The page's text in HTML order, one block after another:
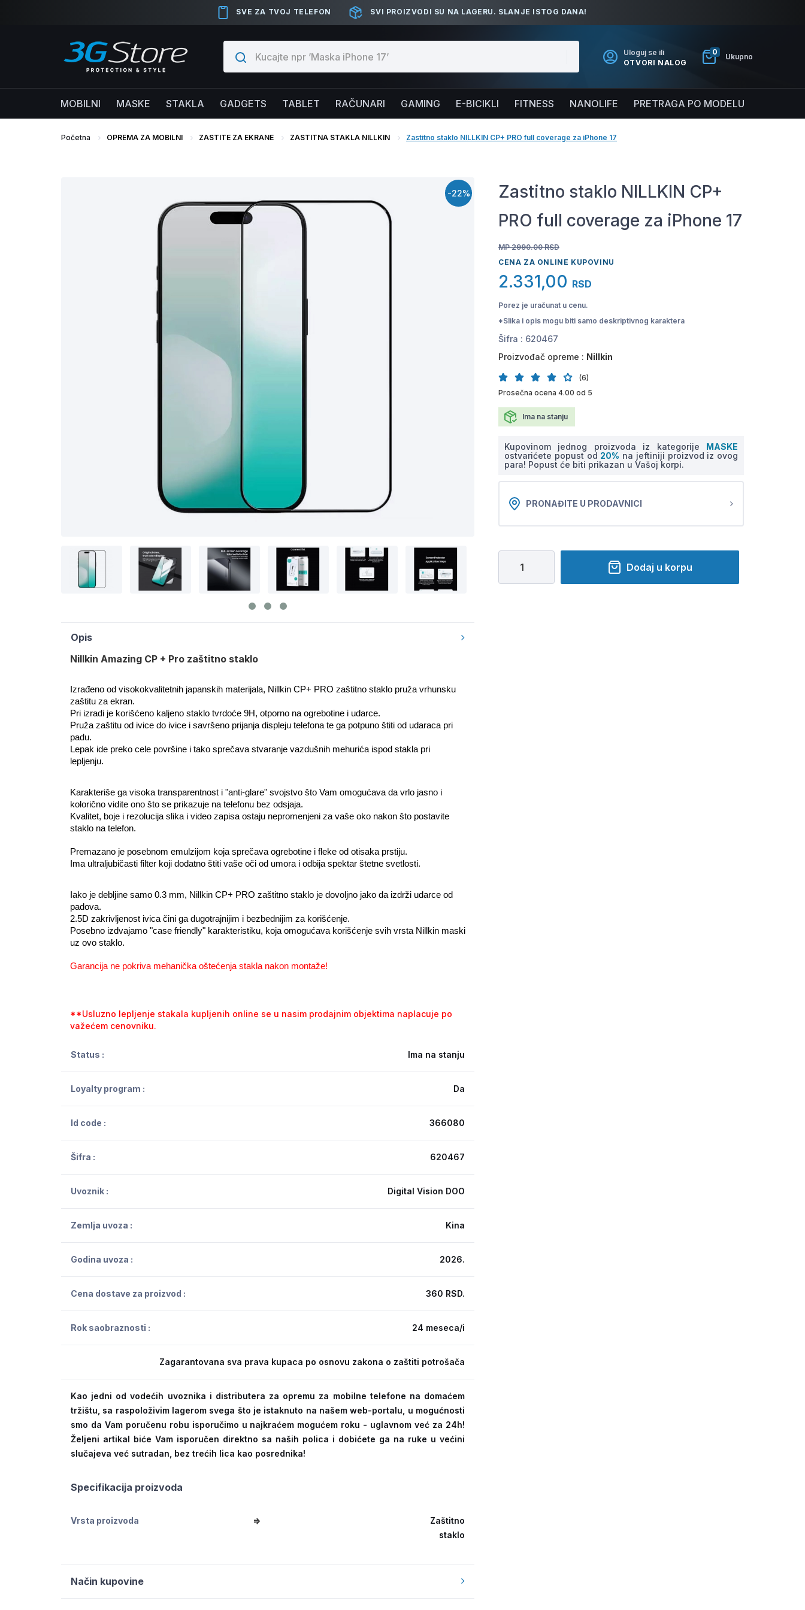
SVE ZA TVOJ TELEFON SVI PROIZVODI SU NA LAGERU. SLANJE ISTOG DANA!
Uloguj se ili
OTVORI NALOG
0
Ukupno
MOBILNI MASKE STAKLA GADGETS TABLET RAČUNARI GAMING E-BICIKLI FITNESS NANOLIFE PRETRAGA PO MODELU
Početna OPREMA ZA MOBILNI ZASTITE ZA EKRANE ZASTITNA STAKLA NILLKIN Zastitno staklo NILLKIN CP+ PRO full coverage za iPhone 17
-22%
Opis
Nillkin Amazing CP + Pro zaštitno staklo
Izrađeno od visokokvalitetnih japanskih materijala, Nillkin CP+ PRO zaštitno staklo pruža vrhunsku
zaštitu za ekran.
Pri izradi je korišćeno kaljeno staklo tvrdoće 9H, otporno na ogrebotine i udarce.
Pruža zaštitu od ivice do ivice i savršeno prijanja displeju telefona te ga potpuno štiti od udaraca pri
padu.
Lepak ide preko cele površine i tako sprečava stvaranje vazdušnih mehurića ispod stakla pri
lepljenju.
Karakteriše ga visoka transparentnost i "anti-glare" svojstvo što Vam omogućava da vrlo jasno i
kolorično vidite ono što se prikazuje na telefonu bez odsjaja.
Kvalitet, boje i rezolucija slika i video zapisa ostaju nepromenjeni za vaše oko nakon što postavite
staklo na telefon.
Premazano je posebnom emulzijom koja sprečava ogrebotine i fleke od otisaka prstiju.
Ima ultraljubičasti filter koji dodatno štiti vaše oči od umora i odbija spektar štetne svetlosti.
Iako je debljine samo 0.3 mm, Nillkin CP+ PRO zaštitno staklo je dovoljno jako da izdrži udarce od
padova.
2.5D zakrivljenost ivica čini ga dugotrajnijim i bezbednijim za korišćenje.
Posebno izdvajamo "case friendly" karakteristiku, koja omogućava korišćenje svih vrsta Nillkin maski
uz ovo staklo.
Garancija ne pokriva mehanička oštećenja stakla nakon montaže!
**Usluzno lepljenje stakala kupljenih online se u nasim prodajnim objektima naplacuje po
važećem cenovniku.
Status : Ima na stanju
Loyalty program : Da
Id code : 366080
Šifra : 620467
Uvoznik : Digital Vision DOO
Zemlja uvoza : Kina
Godina uvoza : 2026.
Cena dostave za proizvod : 360 RSD.
Rok saobraznosti : 24 meseca/i
Zagarantovana sva prava kupaca po osnovu zakona o zaštiti potrošača
Kao jedni od vodećih uvoznika i distributera za opremu za mobilne telefone na domaćem
tržištu, sa raspoloživim lagerom svega što je istaknuto na našem web-portalu, u mogućnosti
smo da Vam poručenu robu isporučimo u najkraćem mogućem roku - uglavnom već za 24h!
Željeni artikal biće Vam isporučen direktno sa naših polica i dobićete ga na ruke u većini
slučajeva već sutradan, bez trećih lica kao posrednika!
Specifikacija proizvoda
Vrsta proizvoda =>
Zaštitno
staklo
Način kupovine
Zastitno staklo NILLKIN CP+
PRO full coverage za iPhone 17
MP 2990.00 RSD
CENA ZA ONLINE KUPOVINU
2.331,00 RSD
Porez je uračunat u cenu.
*Slika i opis mogu biti samo deskriptivnog karaktera
Šifra : 620467
Proizvođač opreme : Nillkin
(6)
Prosečna ocena 4.00 od 5
Ima na stanju
Kupovinom jednog proizvoda iz kategorije MASKE
ostvarićete popust od 20% na jeftiniji proizvod iz ovog
para! Popust će biti prikazan u Vašoj korpi.
PRONAĐITE U PRODAVNICI
Dodaj u korpu